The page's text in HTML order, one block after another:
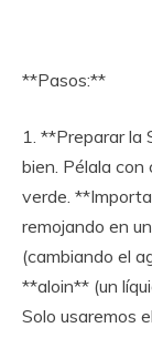
**Pasos:**
1. **Preparar la
bien. Pélala con
verde.
remojando en
(cambiando el
**aloin** (un
Solo usaremos